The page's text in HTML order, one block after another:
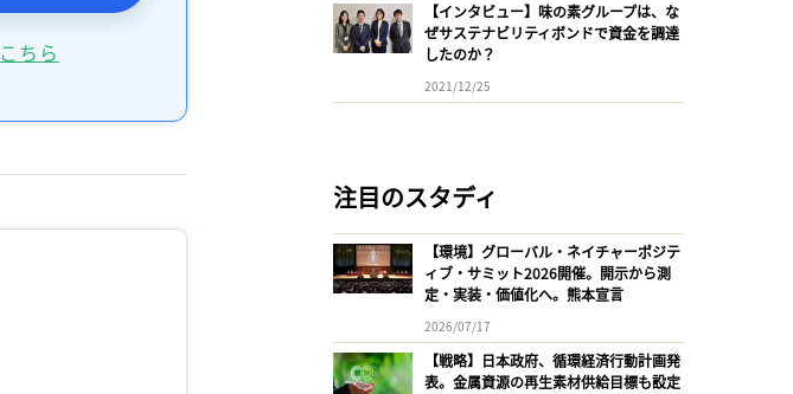
こちら
【インタビュー】味の素グループは、な
ぜサステナビリティボンドで資金を調達
したのか？
2021/12/25
注目のスタディ
【環境】グローバル・ネイチャーポジテ
ィブ・サミット2026開催。開示から測
定・実装・価値化へ。熊本宣言
2026/07/17
【戦略】日本政府、循環経済行動計画発
表。金属資源の再生素材供給目標も設定